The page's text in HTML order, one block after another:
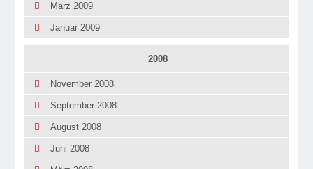
März 2009
Januar 2009
2008
November 2008
September 2008
August 2008
Juni 2008